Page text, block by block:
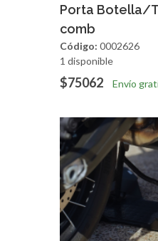
Agregar
Porta Botella/
comb
Código: 0002626
1 disponible
$75062 Envío